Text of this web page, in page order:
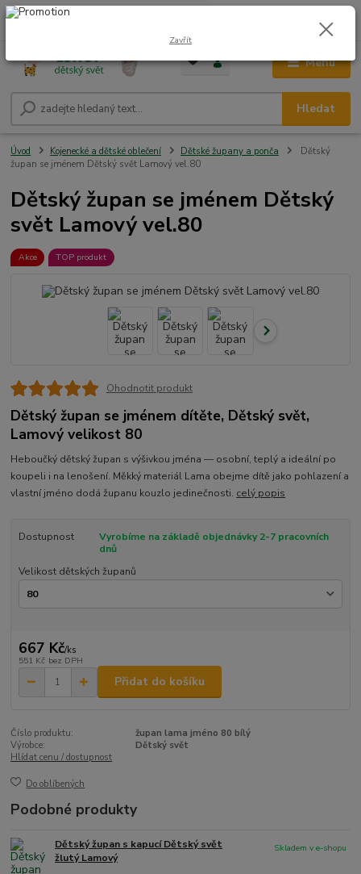
Menu
Hledat
+420 604 278 943 0,00 Kč
Úvod Kojenecké a dětské oblečení Dětské župany a ponča
Dětský
župan se jménem Dětský svět Lamový vel.80
Dětský župan se jménem Dětský
svět Lamový vel.80
Akce TOP produkt
Ohodnotit produkt
Dětský župan se jménem dítěte, Dětský svět,
Lamový velikost 80
Heboučký dětský župan s výšivkou jména — osobní, teplý a ideální po
koupeli i na lenošení. Měkký materiál Lama obejme dítě jako pohlazení a
vlastní jméno dodá županu kouzlo jedinečnosti. celý popis
Dostupnost
Vyrobíme na základě objednávky 2-7 pracovních
dnů
Velikost dětských županů
667 Kč/ks
551 Kč bez DPH
Přidat do košíku
Číslo produktu:
župan lama jméno 80 bílý
Výrobce:
Dětský svět
Hlídat cenu / dostupnost
Do oblíbených
Podobné produkty
Dětský župan s kapucí Dětský svět
žlutý Lamový
Skladem v e-shopu
Zavřít